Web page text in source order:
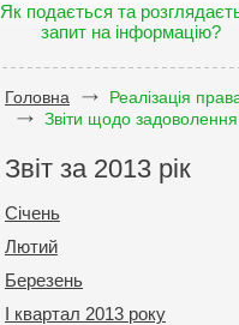
Як подається та
запит на інформацію?
Головна
Реалізація
Звіти щодо
Звіт за 2013 рік
Січень
Лютий
Березень
І квартал 2013 року